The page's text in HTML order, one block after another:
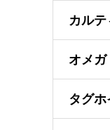
カルテ
オメガ
タグ